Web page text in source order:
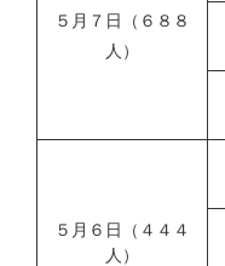
５月７日（６８８
人）
５月６日（４４４
人）